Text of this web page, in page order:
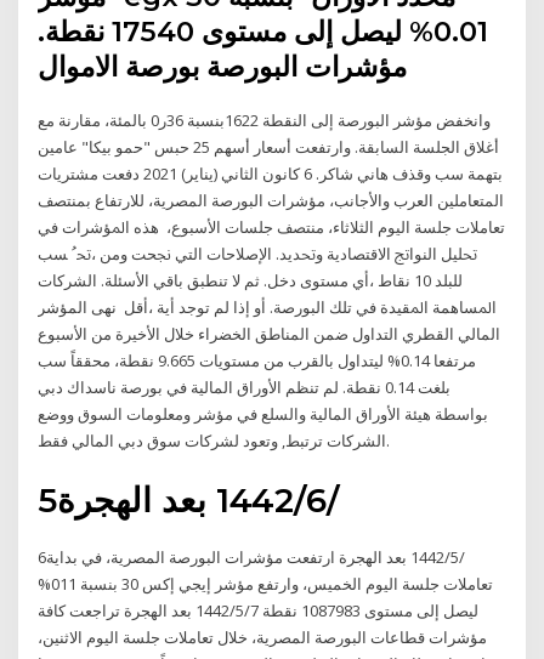
0.01% ليصل إلى مستوى 17540 نقطة.
مؤشرات البورصة بورصة الاموال
وانخفض مؤشر البورصة إلى النقطة 1622بنسبة 36ر0 بالمئة، مقارنة مع
أغلاق الجلسة السابقة. وارتفعت أسعار أسهم 25 حبس "حمو بيكا" عامين
بتهمة سب وقذف هاني شاكر. 6 كانون الثاني (يناير) 2021 دفعت مشتريات
المتعاملين العرب والأجانب، مؤشرات البورصة المصرية، للارتفاع بمنتصف
تعاملات جلسة اليوم الثلاثاء، منتصف جلسات الأسبوع، ﻫﺬﻩ ﺍﳌﺆﺷﺮﺍﺕ ﻓﻲ
ﲢﻠﻴﻞ ﺍﻟﻨﻮﺍﰋ ﺍﻻﻗﺘﺼﺎﺩﻳﺔ ﻭﲢﺪﻳﺪ. ﺍﻹﺻﻼﺣﺎﺕ ﺍﻟﺘﻲ ﳒﺤﺖ ﻭﻣﻦ ،ﲢﹸ ﺴﺐ
ﻟﻠﺒﻠﺪ 10 ﻧﻘﺎﻁ ،ﺃﻱ ﻣﺴﺘﻮﻯ ﺩﺧﻞ. ﺛﻢ ﻻ ﺗﻨﻄﺒﻖ ﺑﺎﻗﻲ ﺍﻷﺳﺌﻠﺔ. ﺍﻟﺸﺮﻛﺎﺕ
ﺍﳌﺴﺎﻫﻤﺔ ﺍﳌﻘﻴﺪﺓ ﻓﻲ ﺗﻠﻚ ﺍﻟﺒﻮﺭﺻﺔ. ﺃﻭ ﺇﺫﺍ ﻟﻢ ﺗﻮﺟﺪ ﺃﻳﺔ ،ﺃﻗﻞ نهى المؤشر
المالي القطري التداول ضمن المناطق الخضراء خلال الأخيرة من الأسبوع
مرتفعا 0.14% ليتداول بالقرب من مستويات 9.665 نقطة، محققاً سب
بلغت 0.14 نقطة. لم تنظم الأوراق المالية في بورصة ناسداك دبي
بواسطة هيئة الأوراق المالية والسلع في مؤشر ومعلومات السوق ووضع
الشركات ترتبط, وتعود لشركات سوق دبي المالي فقط.
5‏‏/6‏‏/1442 بعد الهجرة
6‏‏/5‏‏/1442 بعد الهجرة ارتفعت مؤشرات البورصة المصرية، في بداية
تعاملات جلسة اليوم الخميس، وارتفع مؤشر إيجي إكس 30 بنسبة 011%
ليصل إلى مستوى 1087983 نقطة 7‏‏/5‏‏/1442 بعد الهجرة تراجعت كافة
مؤشرات قطاعات البورصة المصرية، خلال تعاملات جلسة اليوم الاثنين،